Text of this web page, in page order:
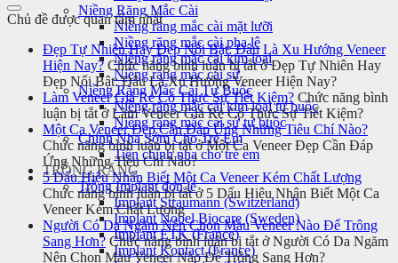
Niềng Răng Mắc Cài
Niềng răng mắc cài mặt lưỡi
Niềng răng mắc cài pha lê
Niềng răng mắc cài kim loại
Niềng răng mắc cài sứ
Niềng Răng Mắc Cài Tự Buộc
Niềng răng mắc cài kim loại tự buộc
Niềng răng mắc cài sứ tự buộc
Chỉnh Nha Sớm Cho Trẻ Em
Tiền chỉnh nha cho trẻ em
TRỒNG RĂNG
Trồng Implant đơn lẻ
Implant Straumann (Switzerland)
Implant Nobel Biocare (Sweden)
Implant ETK (France)
Implant Kontact (France)
Chủ đề được quan tâm nhất
Đẹp Tự Nhiên Hay Đẹp Nổi Bật: Đâu Là Xu Hướng Veneer
Hiện Nay? Chức năng bình luận bị tắtở Đẹp Tự Nhiên Hay
Đẹp Nổi Bật: Đâu Là Xu Hướng Veneer Hiện Nay?
Làm Veneer Giá Rẻ Có Thực Sự Tiết Kiệm? Chức năng bình
luận bị tắtở Làm Veneer Giá Rẻ Có Thực Sự Tiết Kiệm?
Một Ca Veneer Đẹp Cần Đáp Ứng Những Tiêu Chí Nào?
Chức năng bình luận bị tắtở Một Ca Veneer Đẹp Cần Đáp
Ứng Những Tiêu Chí Nào?
5 Dấu Hiệu Nhận Biết Một Ca Veneer Kém Chất Lượng
Chức năng bình luận bị tắtở 5 Dấu Hiệu Nhận Biết Một Ca
Veneer Kém Chất Lượng
Người Có Da Ngăm Nên Chọn Màu Veneer Nào Để Trông
Sang Hơn? Chức năng bình luận bị tắtở Người Có Da Ngăm
Nên Chọn Màu Veneer Nào Để Trông Sang Hơn?